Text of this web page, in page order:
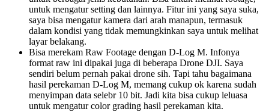
untuk mengatur setting dan lainnya. Fitur ini yang saya suka,
saya bisa mengatur kamera dari arah manapun, termasuk
dalam kondisi yang tidak memungkinkan saya untuk melihat
layar belakang.
Bisa merekam Raw Footage dengan D-Log M. Infonya
format raw ini dipakai juga di beberapa Drone DJI. Saya
sendiri belum pernah pakai drone sih. Tapi tahu bagaimana
hasil perekaman D-Log M, memang cukup ok karena sudah
menyimpan data selebr 10 bit. Jadi kita bisa cukup leluasa
untuk mengatur color grading hasil perekaman kita.